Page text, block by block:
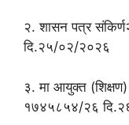
२. शासन पत्र
दि.२५/०२/२०२६
३. मा आयुक्त
१७४५८५४/२६